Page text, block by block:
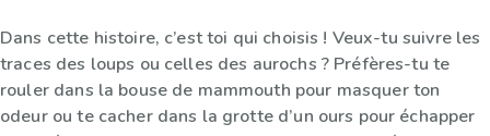
Dans cette histoire, c’est toi qui choisis ! Veux-tu suivre les
traces des loups ou celles des aurochs ? Préfères-tu te
rouler dans la bouse de mammouth pour masquer ton
odeur ou te cacher dans la grotte d’un ours pour échapper